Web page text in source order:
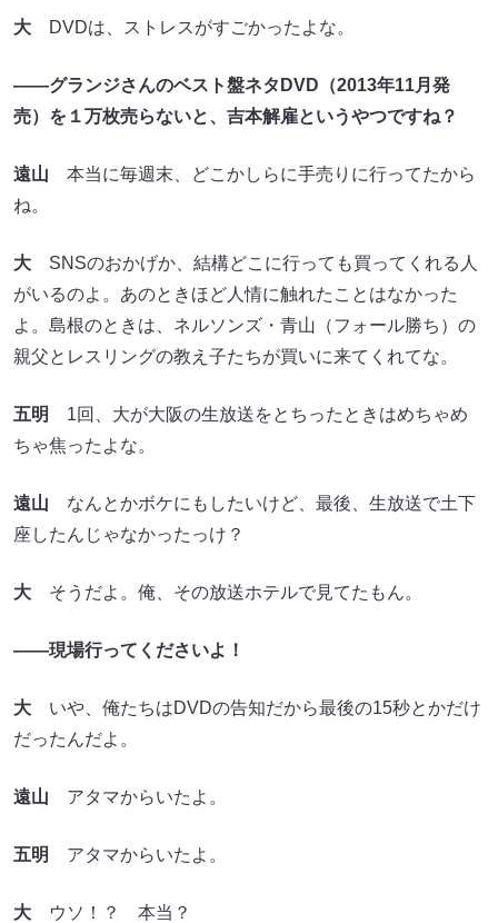
大 DVDは、ストレスがすごかったよな。
――グランジさんのベスト盤ネタ DVD（2013年11月発
売） を１万枚売らないと、 吉本解雇というやつですね？
遠山 本当に毎週末、どこかしらに手売りに行ってたから
ね。
大 SNSのおかげか、結構どこに行っても買ってくれる人
がいるのよ。あのときほど人情に触れたことはなかった
よ。島根のときは、ネルソンズ・青山（フォール勝ち）の
親父とレスリングの教え子たちが買いに来てくれてな。
五明
1回、大が大阪の生放送をとちったときはめちゃめ
ちゃ焦ったよな。
遠山 なんとかボケにもしたいけど、最後、生放送で土下
座したんじゃなかったっけ？
大 そうだよ。俺、その放送ホテルで見てたもん。
――現場行ってくださいよ！
大 いや、俺たちはDVDの告知だから最後の15秒とかだけ
だったんだよ。
遠山 アタマからいたよ。
五明 アタマからいたよ。
大 ウソ！？ 本当？